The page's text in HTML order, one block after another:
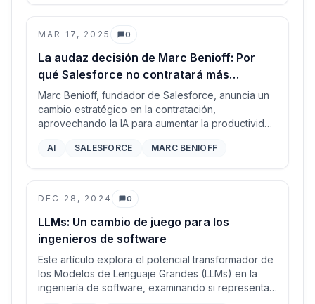
MAR 17, 2025 0
Comentarios
La audaz decisión de Marc Benioff: Por
qué Salesforce no contratará más
ingenieros de software en 2025
Marc Benioff, fundador de Salesforce, anuncia un
cambio estratégico en la contratación,
aprovechando la IA para aumentar la productividad
las implicaciones de esta decisión y el impacto más
AI SALESFORCE MARC BENIOFF
DEC 28, 2024 0
Comentarios
LLMs: Un cambio de juego para los
ingenieros de software
Este artículo explora el potencial transformador de
los Modelos de Lenguaje Grandes (LLMs) en la
ingeniería de software, examinando si representan